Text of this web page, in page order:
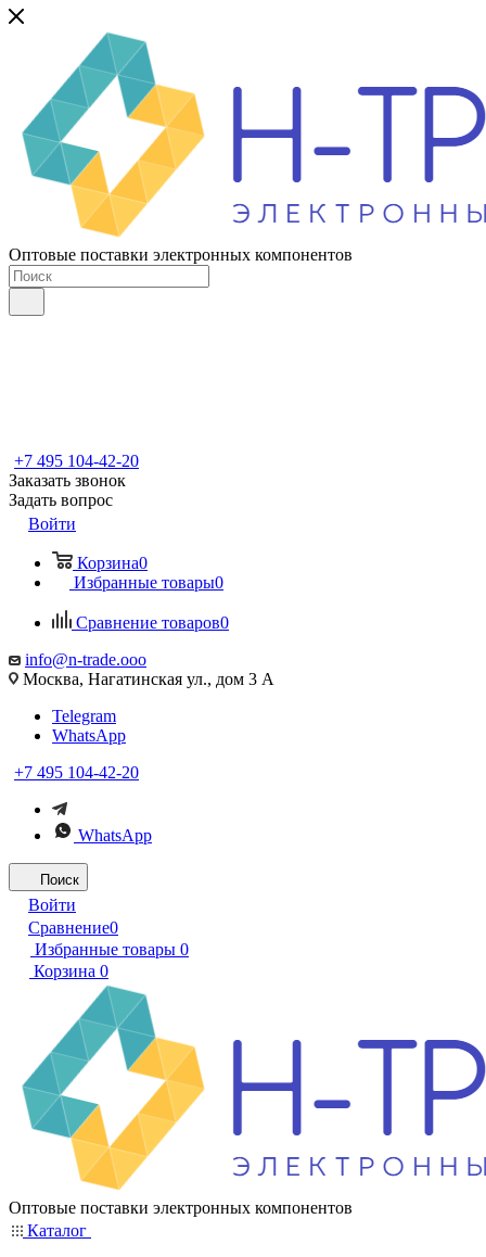
Оптовые поставки электронных компонентов
+7 495 104-42-20
Заказать звонок
Задать вопрос
Войти
Корзина0
Избранные товары0
Сравнение товаров0
info@n-trade.ooo
Москва, Нагатинская ул., дом 3 А
Telegram
WhatsApp
+7 495 104-42-20
WhatsApp
Поиск
Войти
Сравнение0
Избранные товары 0
Корзина 0
Оптовые поставки электронных компонентов
Каталог